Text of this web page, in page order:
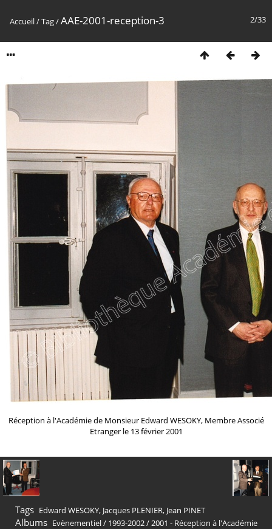
2/33
Accueil/Tag/AAE-2001-reception-3
Réception à l'Académie de Monsieur Edward WESOKY, Membre Associé
Etranger le 13 février 2001
Tags Edward WESOKY, Jacques PLENIER, Jean PINET
Albums Evènementiel/ 1993-2002/2001 - Réception à l'Académie